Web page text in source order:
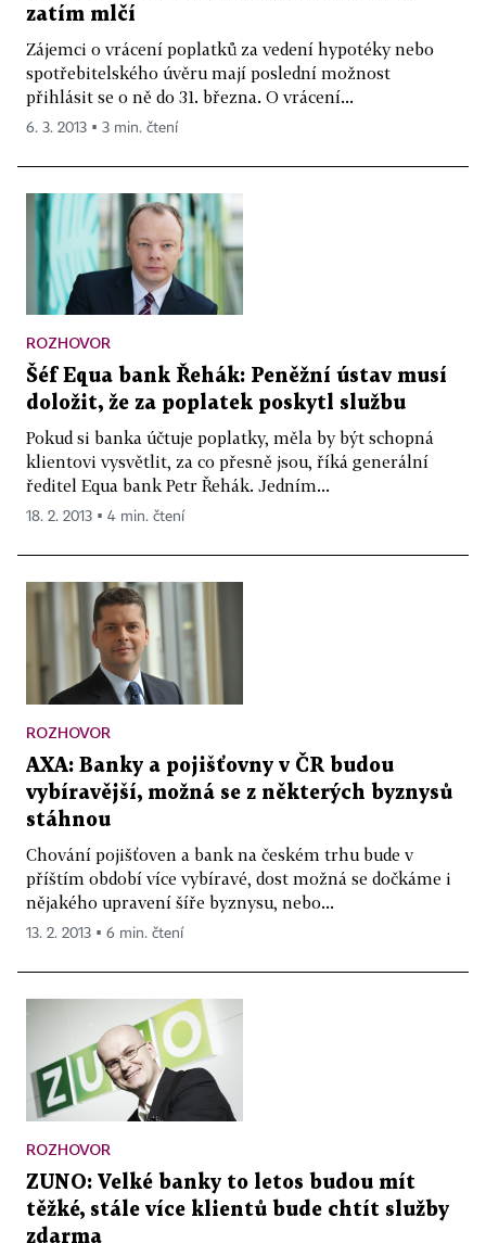
zatím mlčí
Zájemci o vrácení poplatků za vedení hypotéky nebo
spotřebitelského úvěru mají poslední možnost
přihlásit se o ně do 31. března. O vrácení...
6. 3. 2013 ▪ 3 min. čtení
ROZHOVOR
Šéf Equa bank Řehák: Peněžní ústav musí
doložit, že za poplatek poskytl službu
Pokud si banka účtuje poplatky, měla by být schopná
klientovi vysvětlit, za co přesně jsou, říká generální
ředitel Equa bank Petr Řehák. Jedním...
18. 2. 2013 ▪ 4 min. čtení
ROZHOVOR
AXA: Banky a pojišťovny v ČR budou
vybíravější, možná se z některých byznysů
stáhnou
Chování pojišťoven a bank na českém trhu bude v
příštím období více vybíravé, dost možná se dočkáme i
nějakého upravení šíře byznysu, nebo...
13. 2. 2013 ▪ 6 min. čtení
ROZHOVOR
ZUNO: Velké banky to letos budou mít
těžké, stále více klientů bude chtít služby
zdarma